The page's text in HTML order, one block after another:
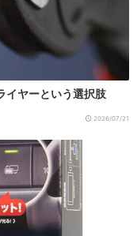
イヤーという選択肢
2026/07/21